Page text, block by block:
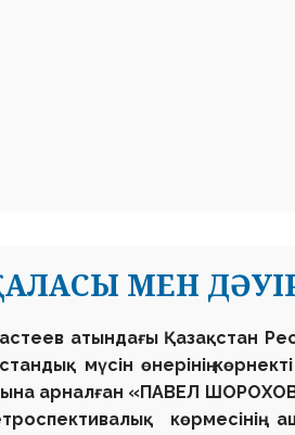
МЕН
атындағы Қазақстан
мүсін өнерінің көрнекті
арналған «ПАВЕЛ
көрмесінің